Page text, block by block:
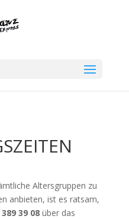
Altersgruppen zu
anbieten, ist es ratsam,
39 08über das